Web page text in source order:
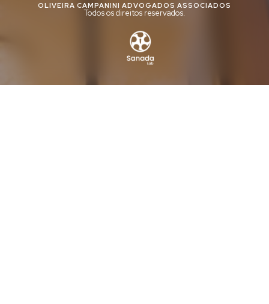
OLIVEIRA CAMPANINI ADVOGADOS ASSOCIADOS
Todos os direitos reservados.